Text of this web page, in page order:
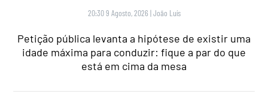
20:30 9 Agosto, 2026 |João Luís
Petição pública levanta a hipótese de existir uma
idade máxima para conduzir: fique a par do que
está em cima da mesa